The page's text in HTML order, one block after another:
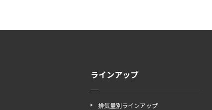
ラインアップ
排気量別ラインアップ